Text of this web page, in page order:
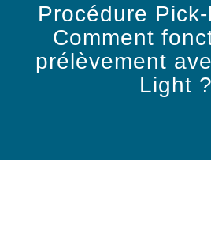
Procédure
Comment
prélèvement
Light ?